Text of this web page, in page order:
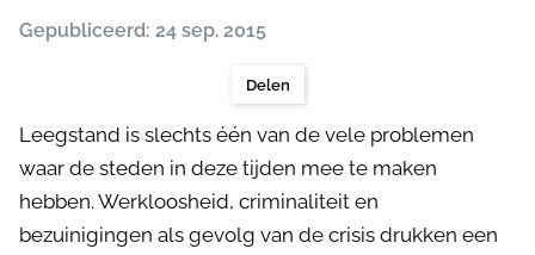
Gepubliceerd: 24 sep. 2015
Delen
Leegstand is slechts één van de vele problemen
waar de steden in deze tijden mee te maken
hebben. Werkloosheid, criminaliteit en
bezuinigingen als gevolg van de crisis drukken een